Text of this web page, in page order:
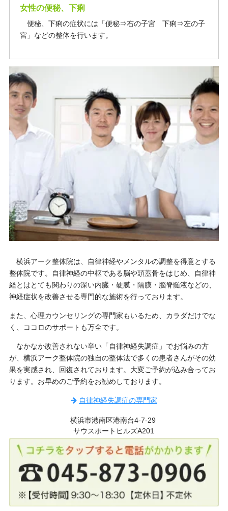
女性の便秘、下痢
便秘、下痢の症状には「便秘⇒右の子宮 下痢⇒左の子
宮」などの整体を行います。
横浜アーク整体院は、自律神経やメンタルの調整を得意とする
整体院です。自律神経の中枢である脳や頭蓋骨をはじめ、自律神
経とはとても関わりの深い内臓・硬膜・隔膜・脳脊髄液などの、
神経症状を改善させる専門的な施術を行っております。
また、心理カウンセリングの専門家もいるため、カラダだけでな
く、ココロのサポートも万全です。
なかなか改善されない辛い「自律神経失調症」でお悩みの方
が、横浜アーク整体院の独自の整体法で多くの患者さんがその効
果を実感され、回復されております。大変ご予約が込み合ってお
ります。お早めのご予約をお勧めしております。
自律神経失調症の専門家
横浜市港南区港南台4-7-29
サウスポートヒルズA201